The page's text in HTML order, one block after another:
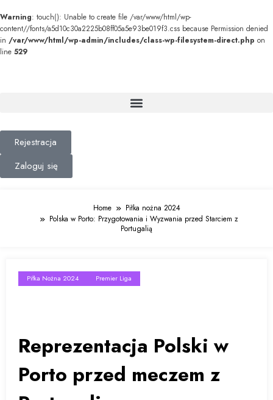
Warning: touch(): Unable to create file /var/www/html/wp-
content//fonts/a5d10c30a2225b08ff05a5e93be019f3.css because Permission denied
in /var/www/html/wp-admin/includes/class-wp-filesystem-direct.php on
line 529
Rejestracja
Zaloguj się
Home
Piłka nożna 2024
Polska w Porto: Przygotowania i Wyzwania przed Starciem z
Portugalią
Piłka Nożna 2024 Premier Liga
Reprezentacja Polski w
Porto przed meczem z